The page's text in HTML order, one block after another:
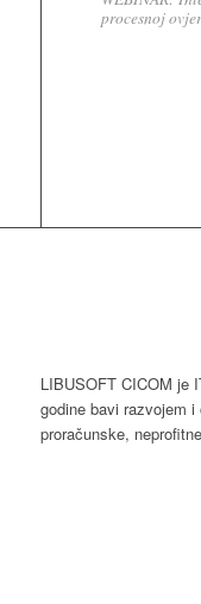
procesnoj
LIBUSOFT CICOM je
godine bavi razvojem
proračunske,